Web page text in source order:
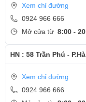
năng xử lý mượt mà từ
phần mềm đồ họa nặng nề.
Nếu nói về khả năng tản
hai quạt tản nhiệt, giúp
nhiều tác vụ liên tục trong
Màn hình
Xem chỉ đường
0924 966 666
Mở cửa từ 8:00 -
HN : 58 Trần Phú -
Xem chỉ đường
0924 966 666